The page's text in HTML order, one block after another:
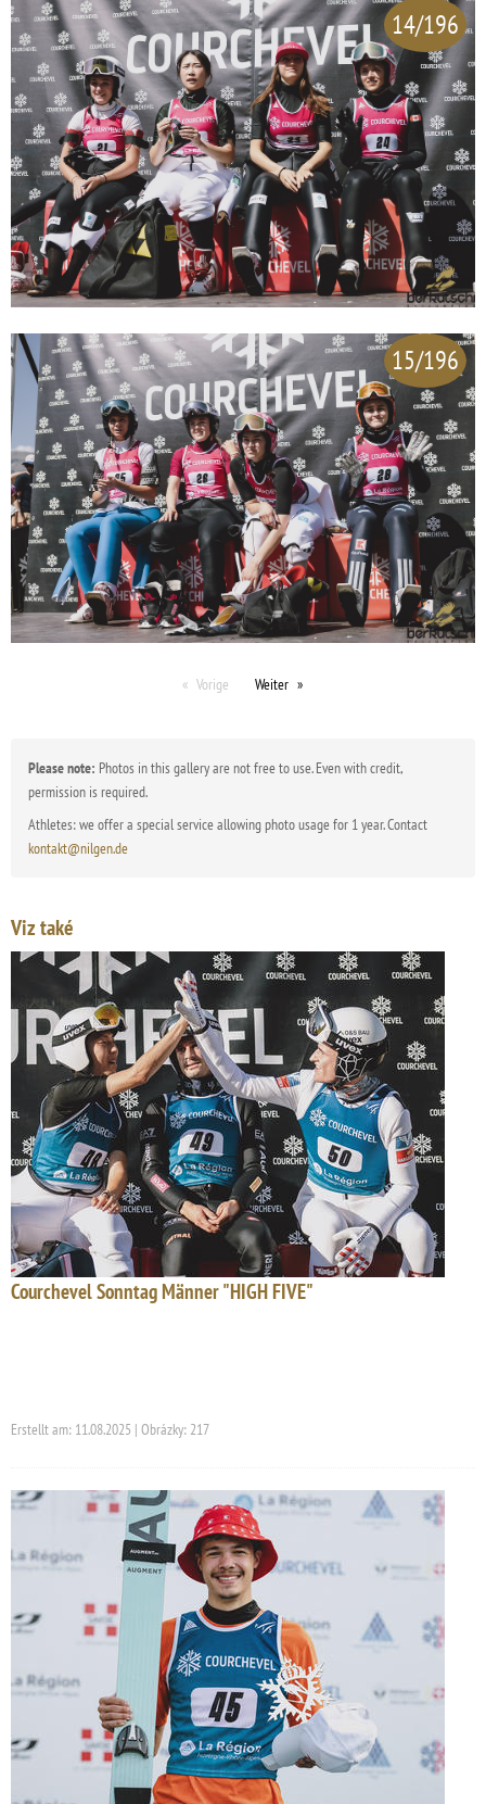
14/196
15/196
Vorige Weiter
Please note: Photos in this gallery are not free to use. Even with credit,
permission is required.
Athletes: we offer a special service allowing photo usage for 1 year. Contact
kontakt@nilgen.de
Viz také
Courchevel Sonntag Männer "HIGH FIVE"
Erstellt am: 11.08.2025 | Obrázky: 217